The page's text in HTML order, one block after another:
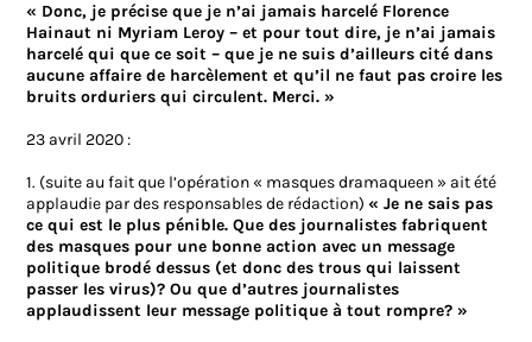
« Donc, je précise que je n’ai jamais harcelé Florence
Hainaut ni Myriam Leroy – et pour tout dire, je n’ai jamais
harcelé qui que ce soit – que je ne suis d’ailleurs cité dans
aucune affaire de harcèlement et qu’il ne faut pas croire les
bruits orduriers qui circulent. Merci. »
23 avril 2020 :
1. (suite au fait que l’opération « masques dramaqueen » ait été
applaudie par des responsables de rédaction)« Je ne sais pas
ce qui est le plus pénible. Que des journalistes fabriquent
des masques pour une bonne action avec un message
politique brodé dessus (et donc des trous qui laissent
passer les virus)? Ou que d’autres journalistes
applaudissent leur message politique à tout rompre? »